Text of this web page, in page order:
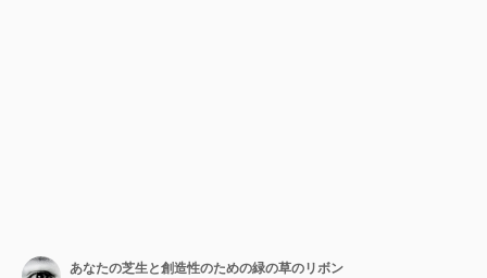
あなたの芝生と創造性のための緑の草のリボン